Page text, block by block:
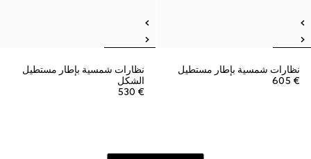
نظارات شمسية بإطار مستطيل
€ 605
نظارات شمسية بإطار مستطيل
الشكل
€ 530